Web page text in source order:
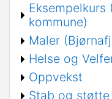
Eksempelkurs
kommune)
Maler
Helse og
Oppvekst
Stab og støtte